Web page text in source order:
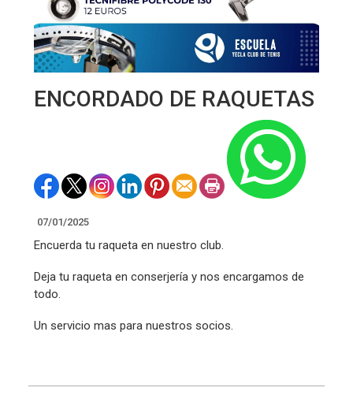
ENCORDADO DE RAQUETAS
07/01/2025
Encuerda tu raqueta en nuestro club.
Deja tu raqueta en conserjería y nos encargamos de
todo.
Un servicio mas para nuestros socios.